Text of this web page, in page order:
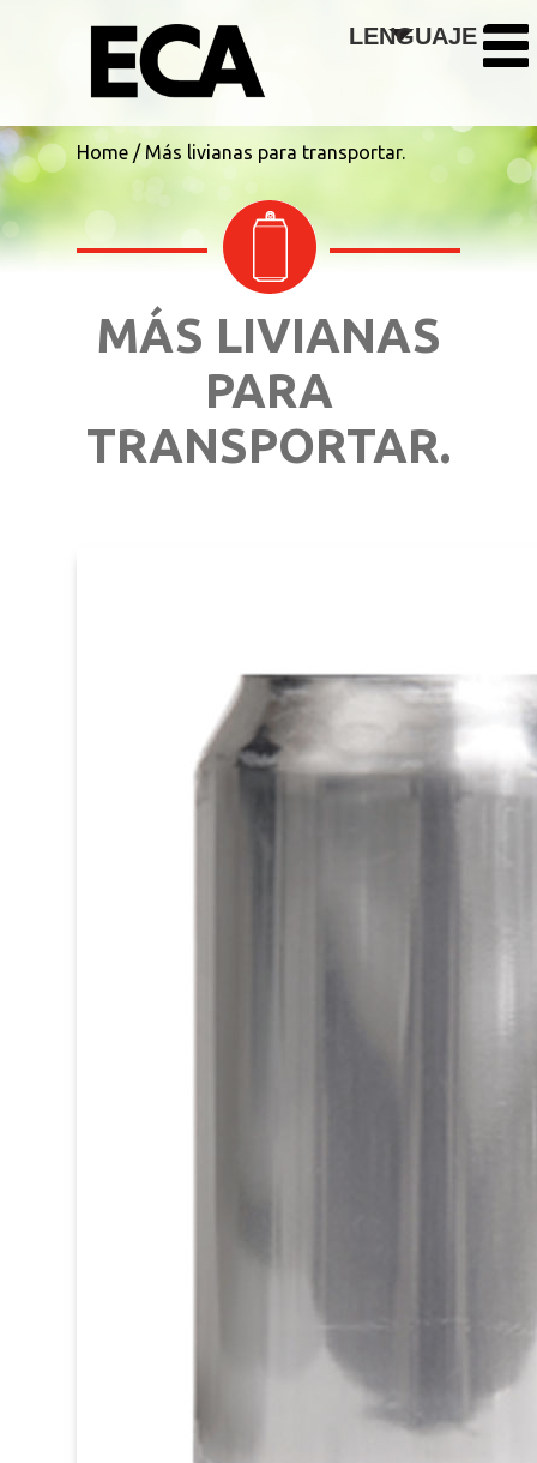
LENGUAJE
Home / Más livianas para transportar.
MÁS LIVIANAS
PARA
TRANSPORTAR.